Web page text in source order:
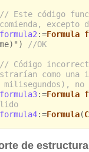
// Este código
excepto
:=Formula
//OK
// Código
como una
milisegundos), no
:=Formula
:=Formula(
de